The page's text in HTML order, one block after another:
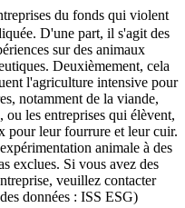
du fonds qui violent
D'une part, il s'agit des
sur des animaux
Deuxièmement, cela
l'agriculture intensive pour
notamment de la viande,
les entreprises qui élèvent,
pour leur fourrure et leur cuir.
animale à des
exclues. Si vous avez des
veuillez contacter
données : ISS ESG)